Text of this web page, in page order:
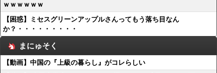
ｗｗｗｗｗｗ
【困惑】ミセスグリーンアップルさんってもう落ち目なん
か？・・・・・・・・・
まにゅそく
【動画】中国の『上級の暮らし』がコレらしい